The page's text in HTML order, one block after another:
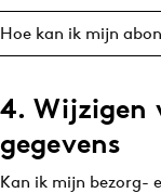
Contentmarketing
Craft
Data & Insights
Design
Digital
Hoe kan ik mijn
4. Wijzigen
gegevens
Kan ik mijn bezorg-